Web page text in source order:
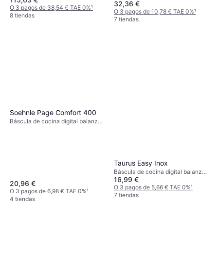
antideslizantes, Medida de
líquidos, Apto para lavavajillas,
O 3 pagos de 38,54 € TAE 0%¹
8 tiendas
medida: Onza (oz), Gramo (g),
Libra (lb)
32,36 €
O 3 pagos de 10,78 € TAE 0%¹
7 tiendas
Soehnle Page Comfort 400
Báscula de cocina digital balanza
20,96 €
O 3 pagos de 6,98 € TAE 0%¹
4 tiendas
Taurus Easy Inox
Báscula de cocina digital balanza
de cocina, Indicador de
sobrecarga, Indicador de batería,
Apagado automático, Medida de
16,99 €
O 3 pagos de 5,66 € TAE 0%¹
7 tiendas